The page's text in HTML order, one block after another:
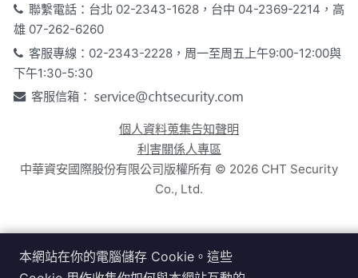
聯繫電話：台北 02-2343-1628，台中 04-2369-2214，高
雄 07-262-6260
客服專線：02-2343-2228，周一至周五上午9:00-12:00與
下午1:30-5:30
客服信箱：
個人資料蒐集告知聲明
利害關係人專區
中華資安國際股份有限公司版權所有 © 2026 CHT Security
Co., Ltd.
本網站在你的電腦儲存 Cookie。這些